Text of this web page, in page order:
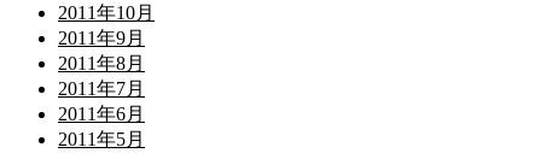
2011年10月
2011年9月
2011年8月
2011年7月
2011年6月
2011年5月